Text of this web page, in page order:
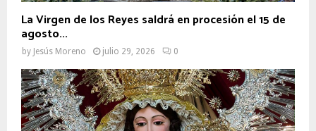
La Virgen de los Reyes saldrá en procesión el 15 de
agosto...
by Jesús Moreno julio 29, 2026 0